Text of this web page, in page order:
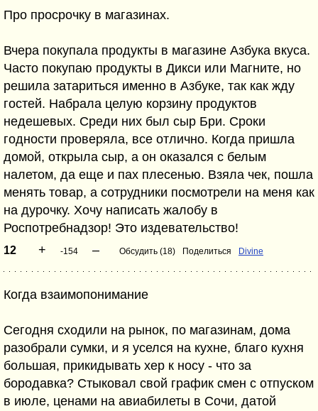
Про просрочку в магазинах.
Вчера покупала продукты в магазине Азбука вкуса.
Часто покупаю продукты в Дикси или Магните, но
решила затариться именно в Азбуке, так как жду
гостей. Набрала целую корзину продуктов
недешевых. Среди них был сыр Бри. Сроки
годности проверяла, все отлично. Когда пришла
домой, открыла сыр, а он оказался с белым
налетом, да еще и пах плесенью. Взяла чек, пошла
менять товар, а сотрудники посмотрели на меня как
на дурочку. Хочу написать жалобу в
Роспотребнадзор! Это издевательство!
12 + -154 – Обсудить (18) Поделиться Divine
Когда взаимопонимание
Сегодня сходили на рынок, по магазинам, дома
разобрали сумки, и я уселся на кухне, благо кухня
большая, прикидывать хер к носу - что за
бородавка? Стыковал свой график смен с отпуском
в июле, ценами на авиабилеты в Сочи, датой